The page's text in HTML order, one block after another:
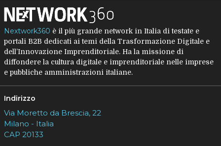
Nextwork360 è il più grande network in Italia di testate e
portali B2B dedicati ai temi della Trasformazione Digitale e
dell’Innovazione Imprenditoriale. Ha la missione di
diffondere la cultura digitale e imprenditoriale nelle imprese
e pubbliche amministrazioni italiane.
Indirizzo
Via Moretto da Brescia, 22
Milano - Italia
CAP 20133